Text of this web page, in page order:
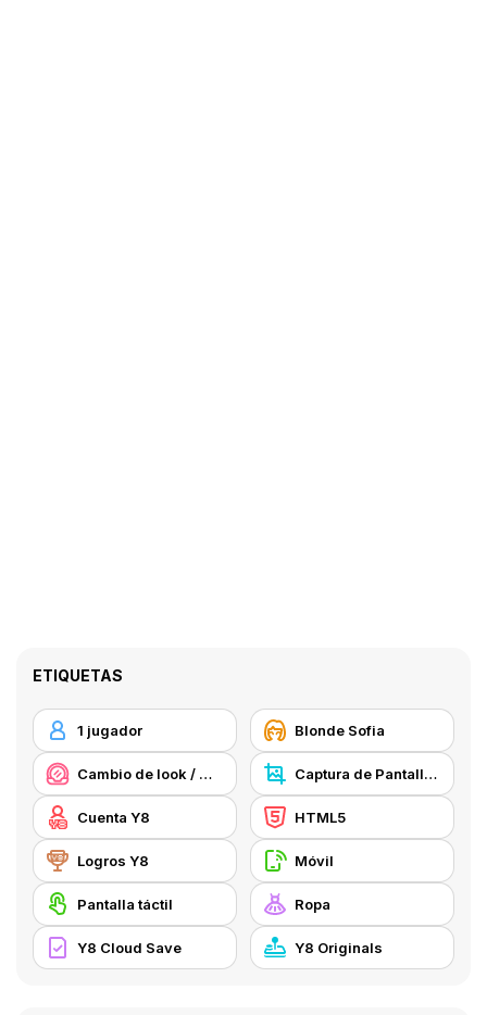
ETIQUETAS
1 jugador Blonde Sofia
Cambio de look / Maquillaje Captura de Pantalla Y8
Cuenta Y8 HTML5
Logros Y8 Móvil
Pantalla táctil Ropa
Y8 Cloud Save Y8 Originals